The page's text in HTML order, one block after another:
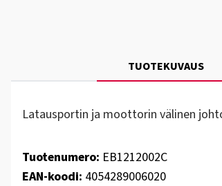
TUOTEKUVAUS
Latausportin ja moottorin välinen
Tuotenumero: EB1212002C
EAN-koodi: 4054289006020